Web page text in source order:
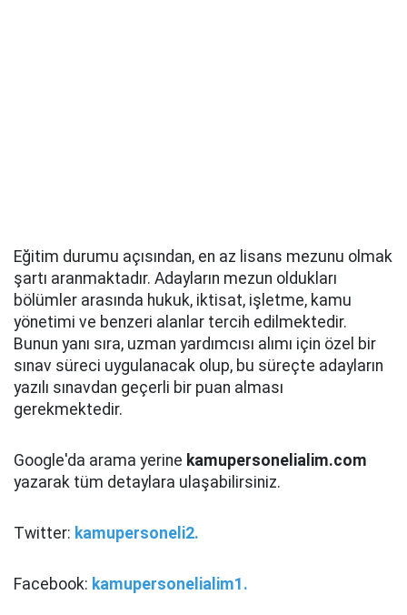
Eğitim durumu açısından, en az lisans mezunu olmak
şartı aranmaktadır. Adayların mezun oldukları
bölümler arasında hukuk, iktisat, işletme, kamu
yönetimi ve benzeri alanlar tercih edilmektedir.
Bunun yanı sıra, uzman yardımcısı alımı için özel bir
sınav süreci uygulanacak olup, bu süreçte adayların
yazılı sınavdan geçerli bir puan alması
gerekmektedir.
Google'da arama yerine kamupersonelialim.com
yazarak tüm detaylara ulaşabilirsiniz.
Twitter: kamupersoneli2.
Facebook: kamupersonelialim1.